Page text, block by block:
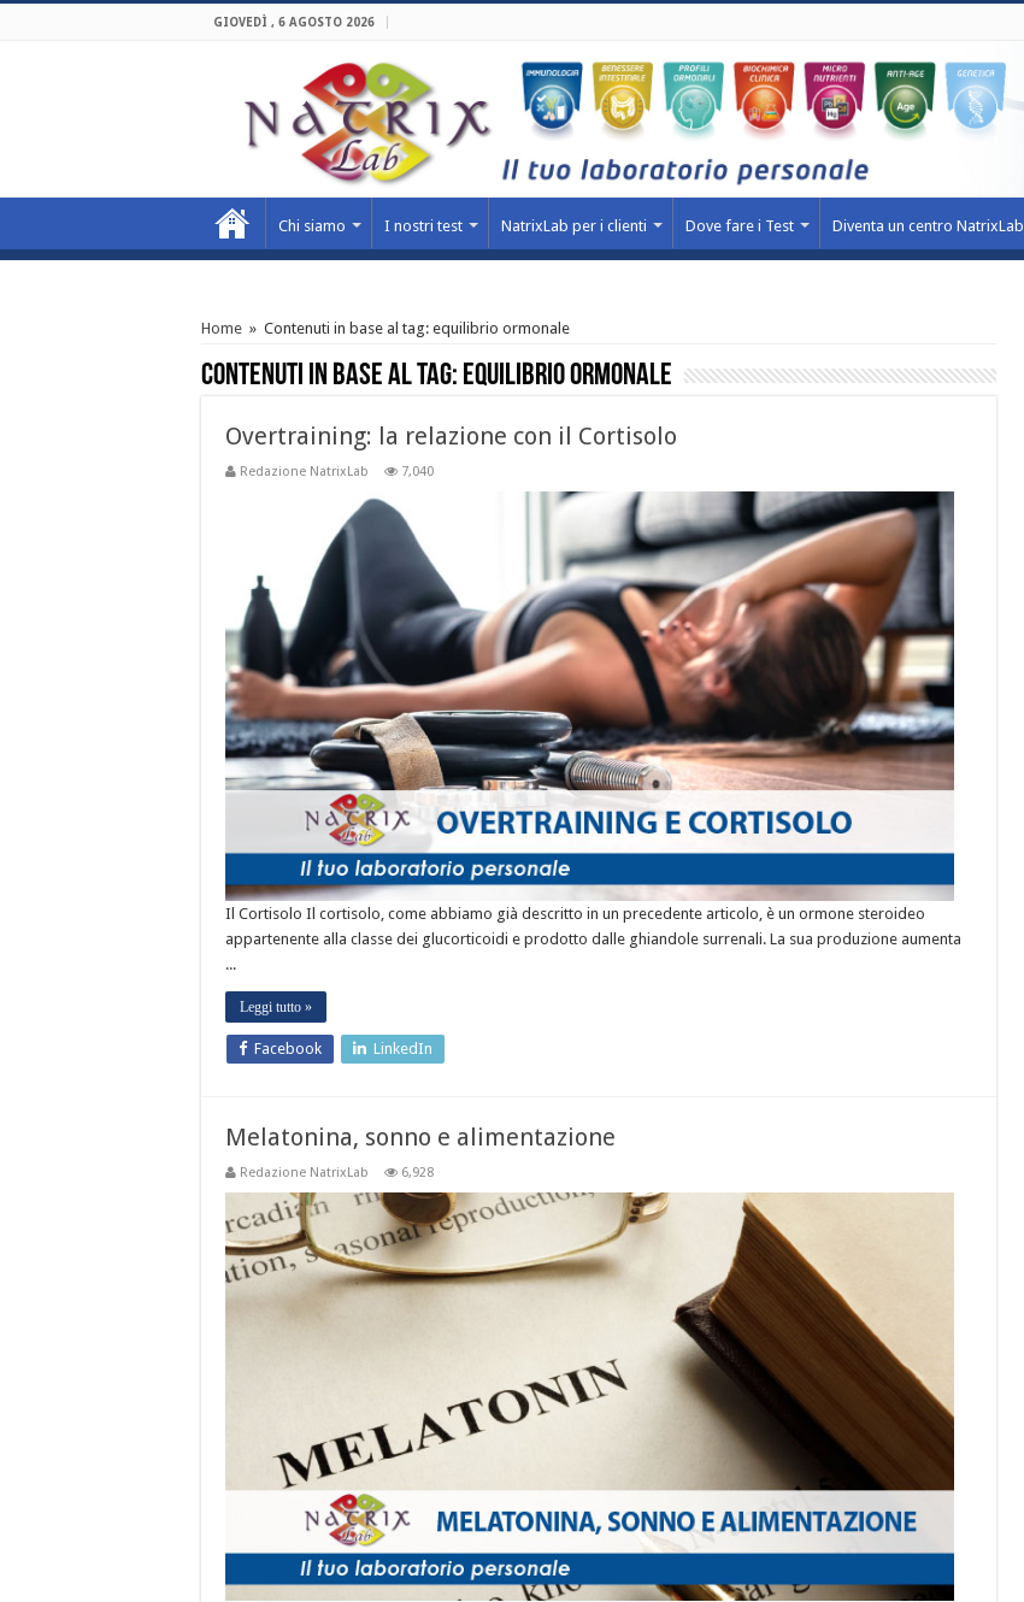
GIOVEDÌ , 6 AGOSTO 2026
Chi siamo I nostri test NatrixLab per i clienti Dove fare i Test Diventa un centro NatrixLab
Home » Contenuti in base al tag: equilibrio ormonale
Contenuti in base al tag: equilibrio ormonale
Overtraining: la relazione con il Cortisolo
Redazione NatrixLab 7,040
Il Cortisolo Il cortisolo, come abbiamo già descritto in un precedente articolo, è un ormone steroideo
appartenente alla classe dei glucorticoidi e prodotto dalle ghiandole surrenali. La sua produzione aumenta
...
Leggi tutto »
Facebook LinkedIn
Melatonina, sonno e alimentazione
Redazione NatrixLab 6,928